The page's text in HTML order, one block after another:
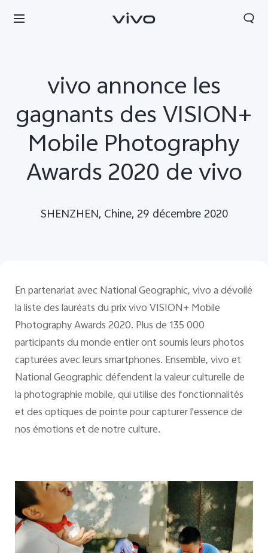
vivo annonce les
gagnants des VISION+
Mobile Photography
Awards 2020 de vivo
SHENZHEN, Chine, 29 décembre 2020
En partenariat avec National Geographic, vivo a dévoilé
la liste des lauréats du prix vivo VISION+ Mobile
Photography Awards 2020. Plus de 135 000
participants du monde entier ont soumis leurs photos
capturées avec leurs smartphones. Ensemble, vivo et
National Geographic défendent la valeur culturelle de
la photographie mobile, qui utilise des fonctionnalités
et des optiques de pointe pour capturer l'essence de
nos émotions et de notre culture.